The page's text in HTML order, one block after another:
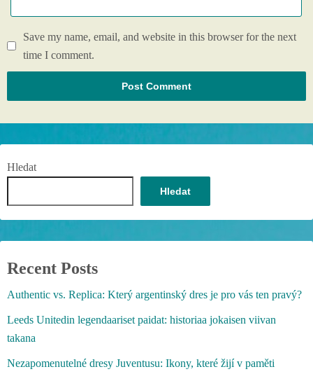
Save my name, email, and website in this browser for the next
time I comment.
Hledat
Hledat
Recent Posts
Authentic vs. Replica: Který argentinský dres je pro vás ten pravý?
Leeds Unitedin legendaariset paidat: historiaa jokaisen viivan
takana
Nezapomenutelné dresy Juventusu: Ikony, které žijí v paměti